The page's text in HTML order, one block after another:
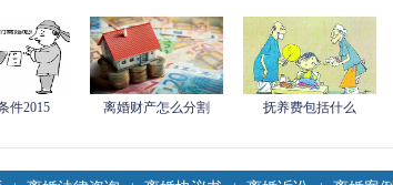
件2015 离婚财产怎么分割 抚养费包括什么